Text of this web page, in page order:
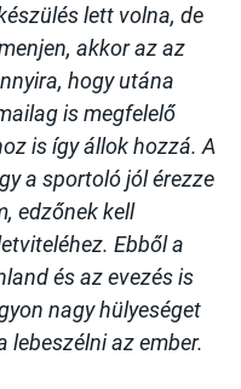
lett volna, de
akkor az az
hogy utána
is megfelelő
is így állok hozzá. A
a sportoló jól érezze
edzőnek kell
Ebből a
és az evezés is
nagy hülyeséget
lebeszélni az ember.